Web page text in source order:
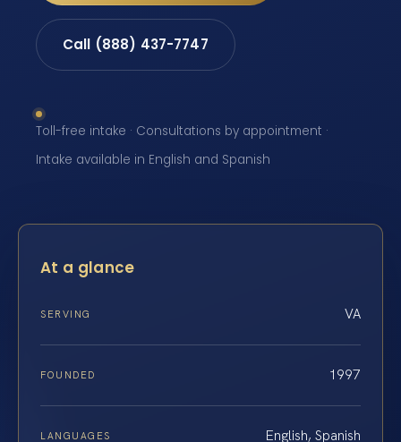
Call (888) 437-7747
Toll-free intake · Consultations by appointment ·
Intake available in English and Spanish
At a glance
SERVING VA
FOUNDED 1997
LANGUAGES English, Spanish